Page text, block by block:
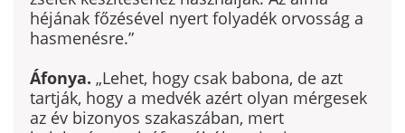
héjának főzésével nyert folya­dék orvosság a
hasmenésre.”
Áfonya. „Lehet, hogy csak babona, de azt
tartják, hogy a medvék azért olyan mérgesek
az év bizonyos szakaszában, mert